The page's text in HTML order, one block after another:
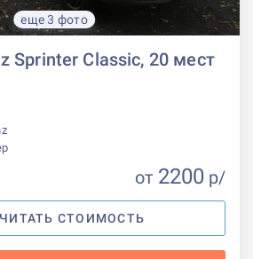
еще 3 фото
Sprinter Classic, 20 мест
от 2200 р/
СТОИМОСТЬ